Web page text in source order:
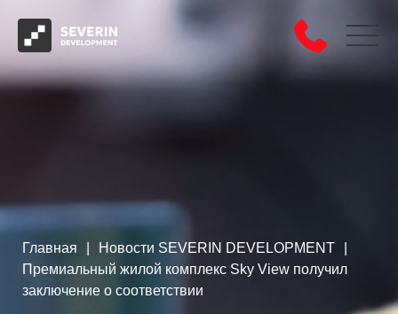
Главная Новости SEVERIN DEVELOPMENT
Премиальный жилой комплекс Sky View получил
заключение о соответствии